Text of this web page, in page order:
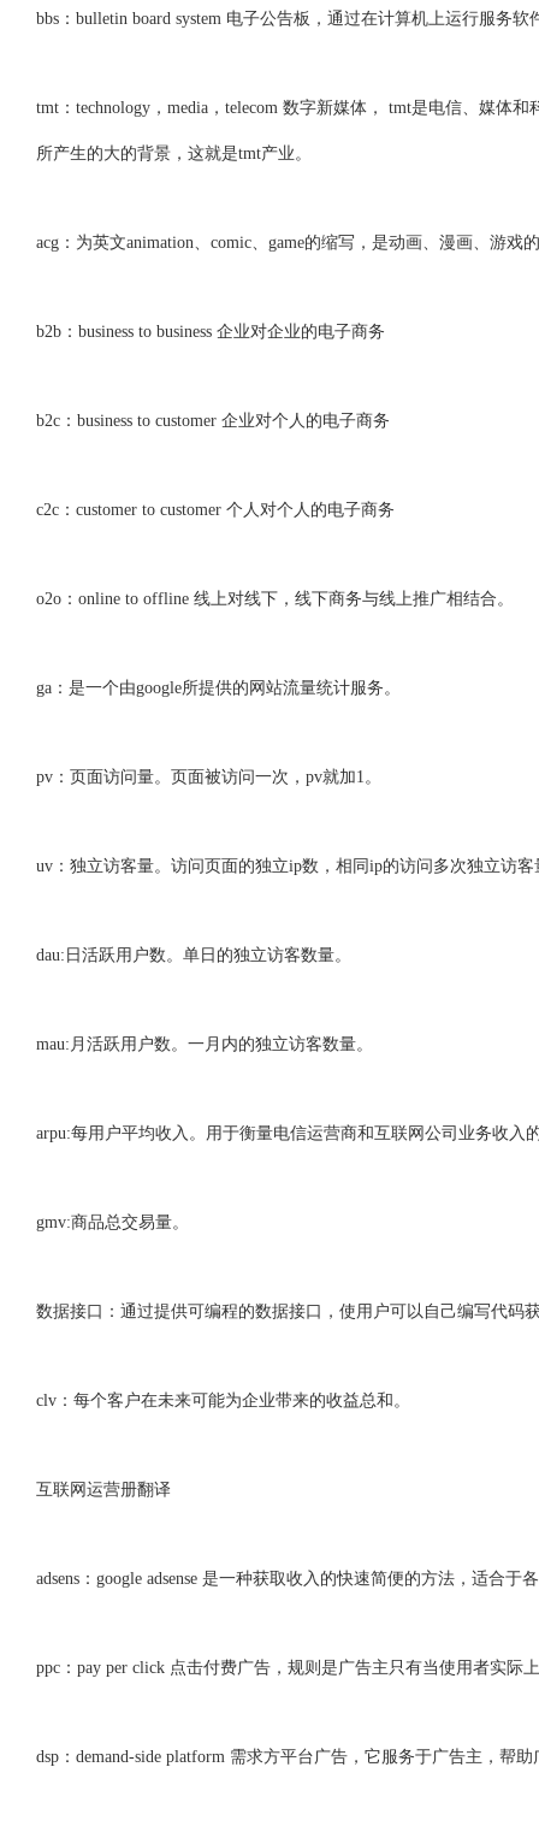
bbs：bulletin board system 电子公告板，通过在计算机上运行服务
tmt：technology，media，telecom 数字新媒体， tmt是电信、媒体
所产生的大的背景，这就是tmt产业。
acg：为英文animation、comic、game的缩写，是动画、漫画、游戏
b2b：business to business 企业对企业的电子商务
b2c：business to customer 企业对个人的电子商务
c2c：customer to customer 个人对个人的电子商务
o2o：online to offline 线上对线下，线下商务与线上推广相结合。
ga：是一个由google所提供的网站流量统计服务。
pv：页面访问量。页面被访问一次，pv就加1。
uv：独立访客量。访问页面的独立ip数，相同ip的访问多次独立访客
dau:日活跃用户数。单日的独立访客数量。
mau:月活跃用户数。一月内的独立访客数量。
arpu:每用户平均收入。用于衡量电信运营商和互联网公司业务收入
gmv:商品总交易量。
数据接口：通过提供可编程的数据接口，使用户可以自己编写代码
clv：每个客户在未来可能为企业带来的收益总和。
互联网运营册翻译
adsens：google adsense 是一种获取收入的快速简便的方法，适合于
ppc：pay per click 点击付费广告，规则是广告主只有当使用者实
dsp：demand-side platform 需求方平台广告，它服务于广告主，帮